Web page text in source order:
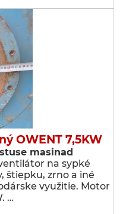
OWENT 7,5KW
masinad
na sypké
štiepku, zrno a iné
využitie. Motor
…